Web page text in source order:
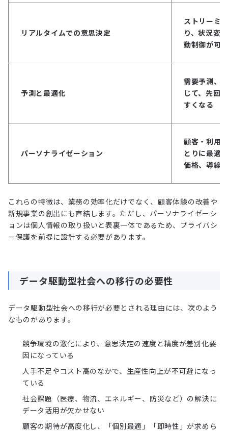
リアルタイムでの意思決定
ストリーミ
り、状況変
動制御が可
予測と最適化
需要予測、
じて、先回
すくなる
パーソナライゼーション
顧客・利用
とりに最適
価格、導線
これらの特徴は、業務の効率化だけでなく、顧客体験の改善や
新規事業の創出にも直結します。ただし、パーソナライゼーシ
ョンは個人情報の取り扱いと表裏一体であるため、プライバシ
ー保護を前提に設計する必要があります。
データ駆動型社会への移行の必要性
データ駆動型社会への移行が必要とされる理由には、次のよう
なものがあります。
競争環境の激化により、意思決定の速度と精度が差別化要
因になっている
人手不足やコスト高のなかで、生産性向上が不可避になっ
ている
社会課題（医療、物流、エネルギー、防災など）の解決に
データ活用が欠かせない
顧客の期待が高度化し、「個別最適」「即時性」が求めら